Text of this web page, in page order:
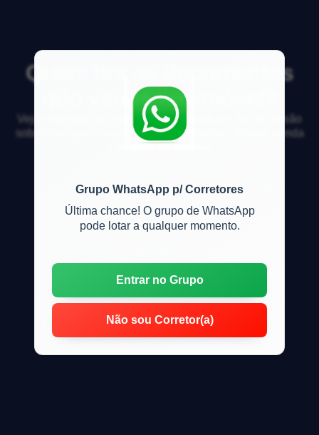
Grupo WhatsApp p/ Corretores
Última chance! O grupo de WhatsApp
pode lotar a qualquer momento.
Entrar no Grupo
Não sou Corretor(a)
Quem tira os documentos
qdo vende um imóvel?
Veja respostas de especialistas e participe da discussão
sobre mercado imobiliário, financiamento, compra, venda
e locação de imóveis